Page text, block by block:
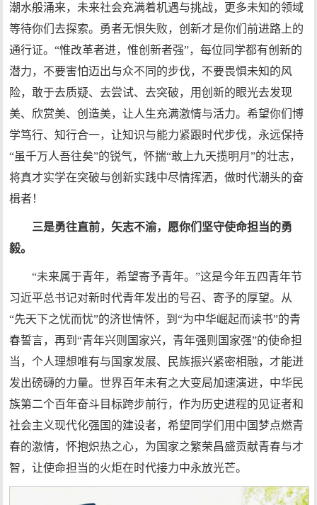
潮水般涌来，未来社会充满着机遇与挑战，更多未知的领域
等待你们去探索。勇者无惧失败，创新才是你们前进路上的
通行证。“惟改革者进，惟创新者强”，每位同学都有创新的
潜力，不要害怕迈出与众不同的步伐，不要畏惧未知的风
险，敢于去质疑、去尝试、去突破，用创新的眼光去发现
美、欣赏美、创造美，让人生充满激情与活力。希望你们博
学笃行、知行合一，让知识与能力紧跟时代步伐，永远保持
“虽千万人吾往矣”的锐气，怀揣“敢上九天揽明月”的壮志，
将真才实学在突破与创新实践中尽情挥洒，做时代潮头的奋
楫者！
三是勇往直前，矢志不渝，愿你们坚守使命担当的勇
毅。
“未来属于青年，希望寄予青年。”这是今年五四青年节
习近平总书记对新时代青年发出的号召、寄予的厚望。从
“先天下之忧而忧”的济世情怀，到“为中华崛起而读书”的青
春誓言，再到“青年兴则国家兴，青年强则国家强”的使命担
当，个人理想唯有与国家发展、民族振兴紧密相融，才能迸
发出磅礴的力量。世界百年未有之大变局加速演进，中华民
族第二个百年奋斗目标跨步前行，作为历史进程的见证者和
社会主义现代化强国的建设者，希望同学们用中国梦点燃青
春的激情，怀抱炽热之心，为国家之繁荣昌盛贡献青春与才
智，让使命担当的火炬在时代接力中永放光芒。